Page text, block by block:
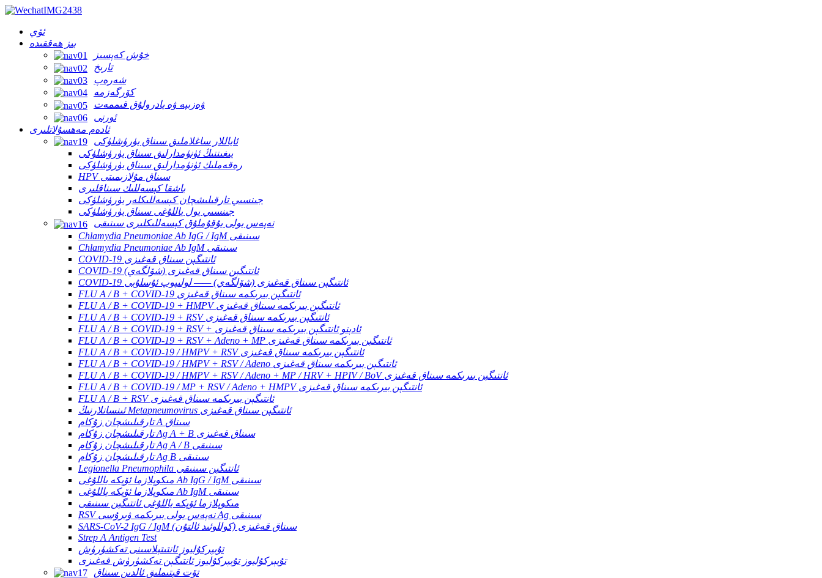
ئۆي
بىز ھەققىدە
خۇش كەپسىز
تارىخ
شەرەپ
كۆرگەزمە
ۋەزىپە ۋە يادرولۇق قىممەت
ئورنى
ئادەم مەھسۇلاتلىرى
ئاياللار ساغلاملىق سىناق يۈرۈشلۈكى
يىغىننىڭ ئۈنۈمدارلىق سىناق يۈرۈشلۈكى
رەقەملىك ئۈنۈمدارلىق سىناق يۈرۈشلۈكى
HPV سىناق مۇلازىمىتى
باشقا كېسەللىك سىناقلىرى
جىنسىي تارقىلىشچان كېسەللىكلەر يۈرۈشلۈكى
جىنسىي يول ياللۇغى سىناق يۈرۈشلۈكى
نەپەس يولى يۇقۇملۇق كېسەللىكلىرى سىنىقى
Chlamydia Pneumoniae Ab IgG / IgM سىنىقى
Chlamydia Pneumoniae Ab IgM سىنىقى
COVID-19 ئانتىگېن سىناق قەغىزى
COVID-19 ئانتىگېن سىناق قەغىزى (شۆلگەي)
COVID-19 ئانتىگېن سىناق قەغىزى (شۆلگەي) —— لولىپوپ ئۇسلۇبى
FLU A / B + COVID-19 ئانتىگېن بىرىكمە سىناق قەغىزى
FLU A / B + COVID-19 + HMPV ئانتىگېن بىرىكمە سىناق قەغىزى
FLU A / B + COVID-19 + RSV ئانتىگېن بىرىكمە سىناق قەغىزى
FLU A / B + COVID-19 + RSV + ئادېنو ئانتىگېن بىرىكمە سىناق قەغىزى
FLU A / B + COVID-19 + RSV + Adeno + MP ئانتىگېن بىرىكمە سىناق قەغىزى
FLU A / B + COVID-19 / HMPV + RSV ئانتىگېن بىرىكمە سىناق قەغىزى
FLU A / B + COVID-19 / HMPV + RSV / Adeno ئانتىگېن بىرىكمە سىناق قەغىزى
FLU A / B + COVID-19 / HMPV + RSV / Adeno + MP / HRV + HPIV / BoV ئانتىگېن بىرىكمە سىناق قەغىزى
FLU A / B + COVID-19 / MP + RSV / Adeno + HMPV ئانتىگېن بىرىكمە سىناق قەغىزى
FLU A / B + RSV ئانتىگېن بىرىكمە سىناق قەغىزى
ئىنسانلارنىڭ Metapneumovirus ئانتىگېن سىناق قەغىزى
تارقىلىشچان زۇكام A سىناق
تارقىلىشچان زۇكام Ag A + B سىناق قەغىزى
تارقىلىشچان زۇكام Ag A / B سىنىقى
تارقىلىشچان زۇكام Ag B سىنىقى
Legionella Pneumophila ئانتىگېن سىنىقى
مىكوپلازما ئۆپكە ياللۇغى Ab IgG / IgM سىنىقى
مىكوپلازما ئۆپكە ياللۇغى Ab IgM سىنىقى
مىكوپلازما ئۆپكە ياللۇغى ئانتىگېن سىنىقى
RSV نەپەس يولى بىرىكمە ۋىرۇسى Ag سىنىقى
SARS-CoV-2 IgG / IgM سىناق قەغىزى (كوللوئىد ئالتۇن)
Strep A Antigen Test
تۇبېركۇليوز ئانتىتېلاسىنى تەكشۈرۈش
تۇبېركۇليوز تۇبېركۇليوز ئانتىگېن تەكشۈرۈش قەغىزى
تۆت قېتىملىق ئالدىن سىناق